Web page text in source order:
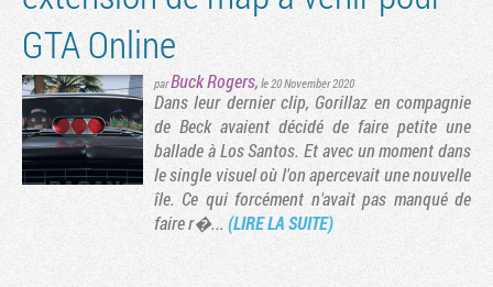
GTA Online
parBuck Rogers, le 20 November 2020
Dans leur dernier clip, Gorillaz en compagnie
de Beck avaient décidé de faire petite une
ballade à Los Santos. Et avec un moment dans
le single visuel où l'on apercevait une nouvelle
île. Ce qui forcément n'avait pas manqué de
faire r�... (LIRE LA SUITE)
suivante